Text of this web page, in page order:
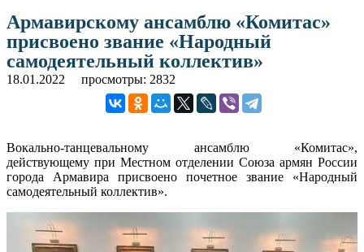
Армавирскому ансамблю «Комитас»
присвоено звание «Народный
самодеятельный коллектив»
18.01.2022 просмотры: 2832
Вокально-танцевальному ансамблю «Комитас»,
действующему при Местном отделении Союза армян России
города Армавира присвоено почетное звание «Народный
самодеятельный коллектив».